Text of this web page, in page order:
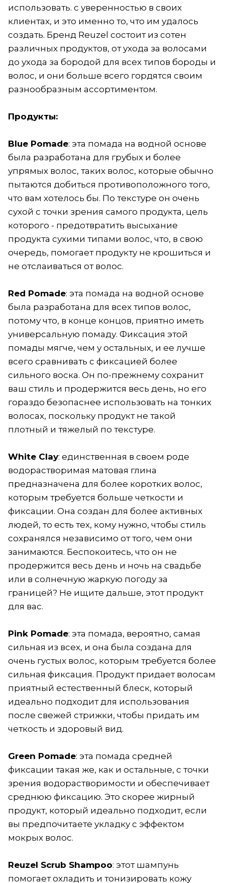
использовать. с уверенностью в своих
клиентах, и это именно то, что им удалось
создать. Бренд Reuzel состоит из сотен
различных продуктов, от ухода за волосами
до ухода за бородой для всех типов бороды и
волос, и они больше всего гордятся своим
разнообразным ассортиментом.
Продукты:
Blue Pomade: эта помада на водной основе
была разработана для грубых и более
упрямых волос, таких волос, которые обычно
пытаются добиться противоположного того,
что вам хотелось бы. По текстуре он очень
сухой с точки зрения самого продукта, цель
которого - предотвратить высыхание
продукта сухими типами волос, что, в свою
очередь, помогает продукту не крошиться и
не отслаиваться от волос.
Red Pomade: эта помада на водной основе
была разработана для всех типов волос,
потому что, в конце концов, приятно иметь
универсальную помаду. Фиксация этой
помады мягче, чем у остальных, и ее лучше
всего сравнивать с фиксацией более
сильного воска. Он по-прежнему сохранит
ваш стиль и продержится весь день, но его
гораздо безопаснее использовать на тонких
волосах, поскольку продукт не такой
плотный и тяжелый по текстуре.
White Clay: единственная в своем роде
водорастворимая матовая глина
предназначена для более коротких волос,
которым требуется больше четкости и
фиксации. Она создан для более активных
людей, то есть тех, кому нужно, чтобы стиль
сохранялся независимо от того, чем они
занимаются. Беспокоитесь, что он не
продержится весь день и ночь на свадьбе
или в солнечную жаркую погоду за
границей? Не ищите дальше, этот продукт
для вас.
Pink Pomade: эта помада, вероятно, самая
сильная из всех, и она была создана для
очень густых волос, которым требуется более
сильная фиксация. Продукт придает волосам
приятный естественный блеск, который
идеально подходит для использования
после свежей стрижки, чтобы придать им
четкость и здоровый вид.
Green Pomade: эта помада средней
фиксации такая же, как и остальные, с точки
зрения водорастворимости и обеспечивает
среднюю фиксацию. Это скорее жирный
продукт, который идеально подходит, если
вы предпочитаете укладку с эффектом
мокрых волос.
Reuzel Scrub Shampoo: этот шампунь
помогает охладить и тонизировать кожу